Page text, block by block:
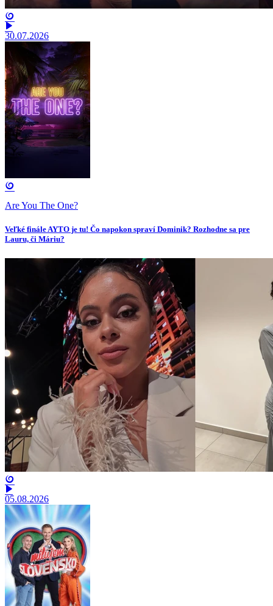
30.07.2026
Are You The One?
Veľké finále AYTO je tu! Čo napokon spraví Dominik? Rozhodne sa pre
Lauru, či Máriu?
05.08.2026